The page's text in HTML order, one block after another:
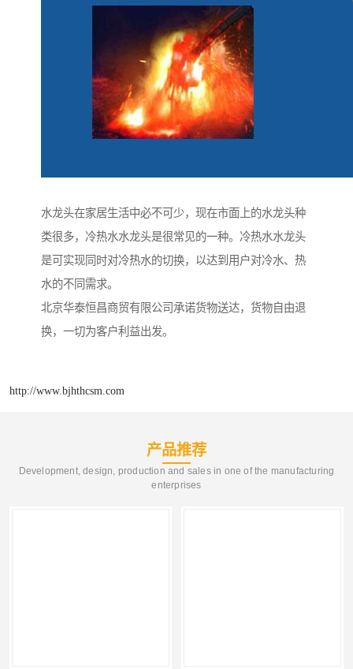
水龙头在家居生活中必不可少，现在市面上的水龙头种
类很多，冷热水水龙头是很常见的一种。冷热水水龙头
是可实现同时对冷热水的切换，以达到用户对冷水、热
水的不同需求。
北京华泰恒昌商贸有限公司承诺货物送达，货物自由退
换，一切为客户利益出发。
http://www.bjhthcsm.com
产品推荐
Development, design, production and sales in one of the manufacturing
enterprises